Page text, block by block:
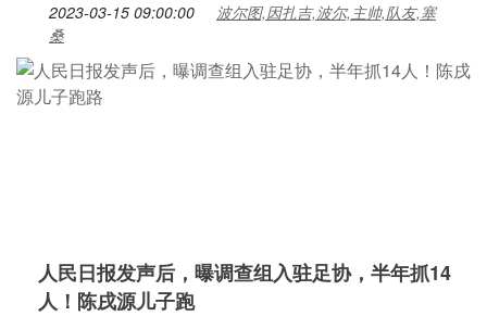
2023-03-15 09:00:00
波尔图,因扎吉,波尔,主帅,队友,塞
桑
人民日报发声后，曝调查组入驻足协，半年抓14
人！陈戌源儿子跑